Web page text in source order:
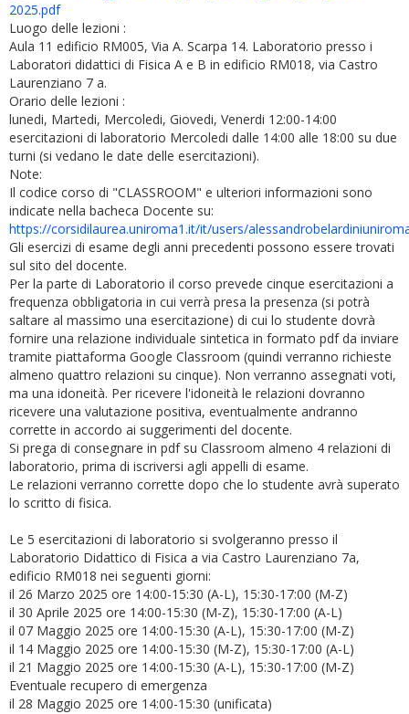
2025.pdf
Luogo delle lezioni :
Aula 11 edificio RM005, Via A. Scarpa 14. Laboratorio presso i
Laboratori didattici di Fisica A e B in edificio RM018, via Castro
Laurenziano 7 a.
Orario delle lezioni :
lunedi, Martedi, Mercoledi, Giovedi, Venerdi 12:00-14:00
esercitazioni di laboratorio Mercoledi dalle 14:00 alle 18:00 su due
turni (si vedano le date delle esercitazioni).
Note:
Il codice corso di "CLASSROOM" e ulteriori informazioni sono
indicate nella bacheca Docente su:
https://corsidilaurea.uniroma1.it/it/users/
Gli esercizi di esame degli anni precedenti possono essere trovati
sul sito del docente.
Per la parte di Laboratorio il corso prevede cinque esercitazioni a
frequenza obbligatoria in cui verrà presa la presenza (si potrà
saltare al massimo una esercitazione) di cui lo studente dovrà
fornire una relazione individuale sintetica in formato pdf da inviare
tramite piattaforma Google Classroom (quindi verranno richieste
almeno quattro relazioni su cinque). Non verranno assegnati voti,
ma una idoneità. Per ricevere l'idoneità le relazioni dovranno
ricevere una valutazione positiva, eventualmente andranno
corrette in accordo ai suggerimenti del docente.
Si prega di consegnare in pdf su Classroom almeno 4 relazioni di
laboratorio, prima di iscriversi agli appelli di esame.
Le relazioni verranno corrette dopo che lo studente avrà superato
lo scritto di fisica.
Le 5 esercitazioni di laboratorio si svolgeranno presso il
Laboratorio Didattico di Fisica a via Castro Laurenziano 7a,
edificio RM018 nei seguenti giorni:
il 26 Marzo 2025 ore 14:00-15:30 (A-L), 15:30-17:00 (M-Z)
il 30 Aprile 2025 ore 14:00-15:30 (M-Z), 15:30-17:00 (A-L)
il 07 Maggio 2025 ore 14:00-15:30 (A-L), 15:30-17:00 (M-Z)
il 14 Maggio 2025 ore 14:00-15:30 (M-Z), 15:30-17:00 (A-L)
il 21 Maggio 2025 ore 14:00-15:30 (A-L), 15:30-17:00 (M-Z)
Eventuale recupero di emergenza
il 28 Maggio 2025 ore 14:00-15:30 (unificata)